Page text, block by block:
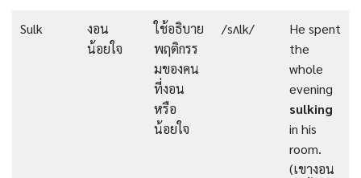
Sulk
งอน
น้อยใจ
ใช้อธิบาย
พฤติกรร
มของคน
ที่งอน
หรือ
น้อยใจ
/sʌlk/
He spent
the
whole
evening
sulking
in his
room.
(เขางอน